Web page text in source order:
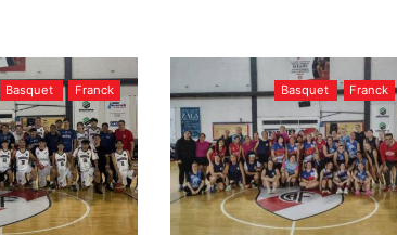
Basquet Franck Basquet Franck